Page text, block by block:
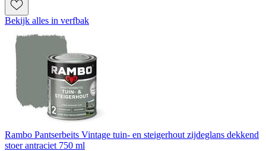
Bekijk alles in verfbak
Rambo Pantserbeits Vintage tuin- en steigerhout zijdeglans dekkend
stoer antraciet 750 ml